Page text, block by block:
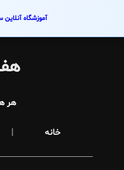
آموزشگاه
هر
خانه